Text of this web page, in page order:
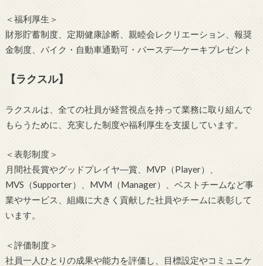
＜福利厚生＞
財形貯蓄制度、定期健康診断、親睦会レクリエーション、報奨
金制度、バイク・自動車通勤可・バースデ―ケーキプレゼント
【ラクスル】
ラクスルは、全ての社員が経営視点を持って業務に取り組んで
もらうために、充実した制度や福利厚生を支援しています。
＜表彰制度＞
月間社長賞やグッドプレイヤ―賞、MVP（Player）、
MVS（Supporter）、MVM（Manager）、ベストチームなど事
業やサービス、組織に大きく貢献した社員やチームに表彰して
います。
＜評価制度＞
社員一人ひとりの成果や能力を評価し、目標設定やコミュニケ